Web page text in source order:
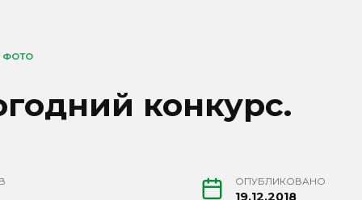
ФОТО
конкурс.
ОПУБЛИКОВАНО
19.12.2018